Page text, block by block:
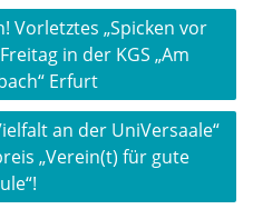
Vorletztes „Spicken vor
in der KGS „Am
Erfurt
an der UniVersaale“
„Verein(t) für gute